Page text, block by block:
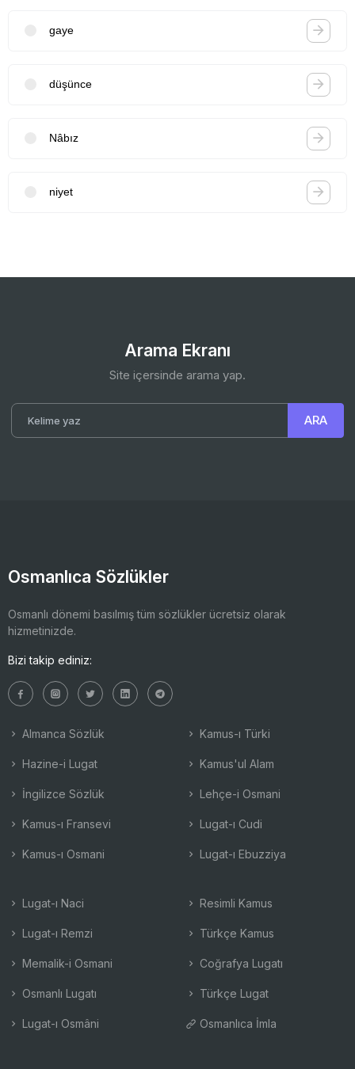
gaye
düşünce
Nâbız
niyet
Arama Ekranı
Site içersinde arama yap.
Osmanlıca Sözlükler
Osmanlı dönemi basılmış tüm sözlükler ücretsiz olarak
hizmetinizde.
Bizi takip ediniz:
Almanca Sözlük
Hazine-i Lugat
İngilizce Sözlük
Kamus-ı Fransevi
Kamus-ı Osmani
Kamus-ı Türki
Kamus'ul Alam
Lehçe-i Osmani
Lugat-ı Cudi
Lugat-ı Ebuzziya
Lugat-ı Naci
Lugat-ı Remzi
Memalik-i Osmani
Osmanlı Lugatı
Lugat-ı Osmâni
Resimli Kamus
Türkçe Kamus
Coğrafya Lugatı
Türkçe Lugat
Osmanlıca İmla